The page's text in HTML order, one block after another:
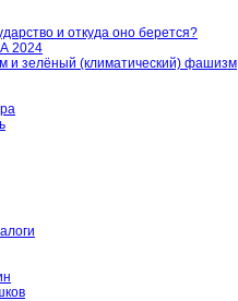
и откуда оно берется?
2024
и зелёный (климатический) фашизм